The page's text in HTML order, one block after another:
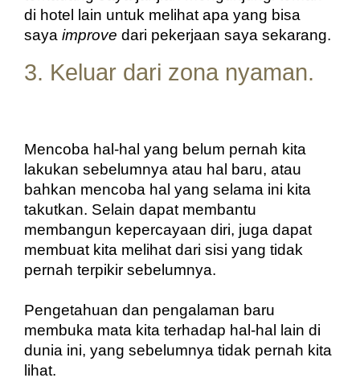
di hotel lain untuk melihat apa yang bisa
saya improve dari pekerjaan saya sekarang.
3. Keluar dari zona nyaman.
Mencoba hal-hal yang belum pernah kita
lakukan sebelumnya atau hal baru, atau
bahkan mencoba hal yang selama ini kita
takutkan. Selain dapat membantu
membangun kepercayaan diri, juga dapat
membuat kita melihat dari sisi yang tidak
pernah terpikir sebelumnya.
Pengetahuan dan pengalaman baru
membuka mata kita terhadap hal-hal lain di
dunia ini, yang sebelumnya tidak pernah kita
lihat.